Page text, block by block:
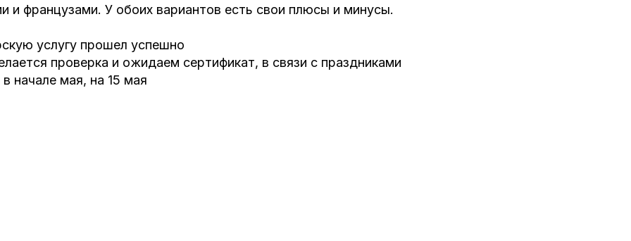
и французами. У обоих вариантов есть свои плюсы и минусы.
услугу прошел успешно
проверка и ожидаем сертификат, в связи с праздниками
начале мая, на 15 мая